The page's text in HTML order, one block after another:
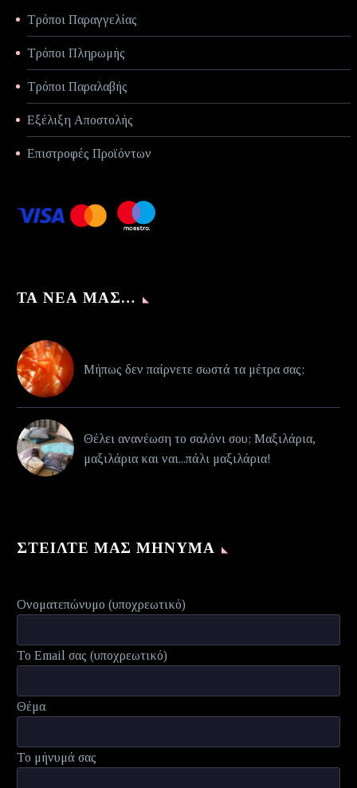
Τρόποι Παραγγελίας
Τρόποι Πληρωμής
Τρόποι Παραλαβής
Εξέλιξη Αποστολής
Επιστροφές Προϊόντων
ΤΑ ΝΈΑ ΜΑΣ…
Μήπως δεν παίρνετε σωστά τα μέτρα σας;
Θέλει ανανέωση το σαλόνι σου; Μαξιλάρια,
μαξιλάρια και ναι...πάλι μαξιλάρια!
ΣΤΕΊΛΤΕ ΜΑΣ ΜΉΝΥΜΑ
Ονοματεπώνυμο (υποχρεωτικό)
Το Email σας (υποχρεωτικό)
Θέμα
Το μήνυμά σας